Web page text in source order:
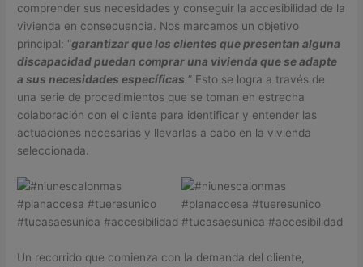
comprender sus necesidades y conseguir la accesibilidad de la
vivienda en consecuencia. Nos marcamos un objetivo
principal: “garantizar que los clientes que presentan alguna
discapacidad puedan comprar una vivienda que se adapte
a sus necesidades específicas.” Esto se logra a través de
una serie de procedimientos que se toman en estrecha
colaboración con el cliente para identificar y entender las
actuaciones necesarias y llevarlas a cabo en la vivienda
seleccionada.
Un recorrido que comienza con la demanda del cliente,